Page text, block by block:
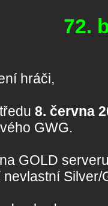
72.
hráči,
8. června
GWG.
GOLD
nevlastní Silver/